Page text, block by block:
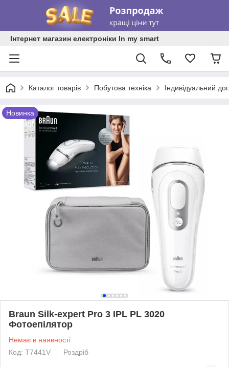
Інтернет магазин електроніки In my smart
Каталог товарів Побутова техніка Індивідуальний
Новинка
Braun Silk-expert Pro 3 IPL PL 3020
Фотоепілятор
Немає в наявності
Код: T7441V
Роздріб